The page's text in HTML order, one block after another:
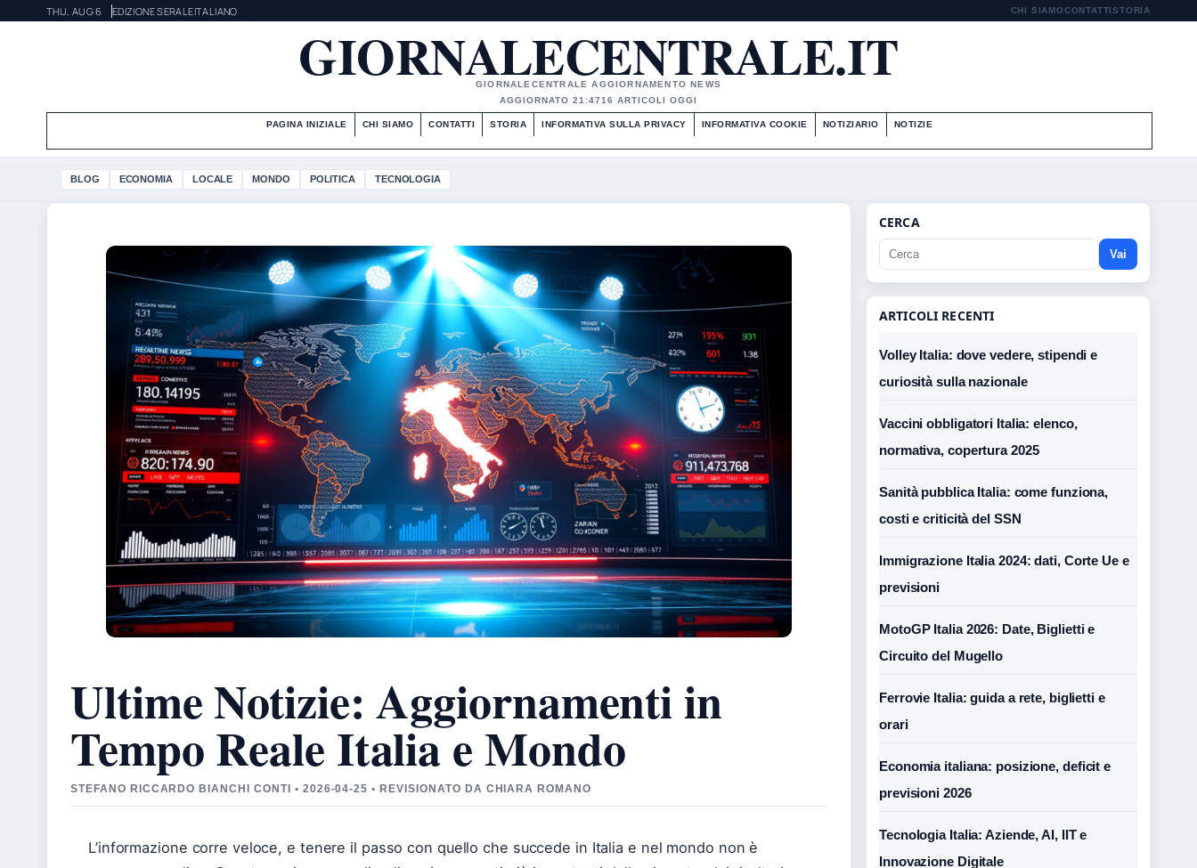
THU, AUG 6 EDIZIONE SERALEITALIANO CHI SIAMOCONTATTISTORIA
GIORNALECENTRALE.IT
GIORNALECENTRALE AGGIORNAMENTO NEWS
AGGIORNATO 21:4716 ARTICOLI OGGI
PAGINA INIZIALE CHI SIAMO CONTATTI STORIA INFORMATIVA SULLA PRIVACY INFORMATIVA COOKIE NOTIZIARIO NOTIZIE
BLOG ECONOMIA LOCALE MONDO POLITICA TECNOLOGIA
Ultime Notizie: Aggiornamenti in
Tempo Reale Italia e Mondo
STEFANO RICCARDO BIANCHI CONTI • 2026-04-25 • REVISIONATO DA CHIARA ROMANO
L’informazione corre veloce, e tenere il passo con quello che succede in Italia e nel mondo non è
CERCA
Vai
ARTICOLI RECENTI
Volley Italia: dove vedere, stipendi e
curiosità sulla nazionale
Vaccini obbligatori Italia: elenco,
normativa, copertura 2025
Sanità pubblica Italia: come funziona,
costi e criticità del SSN
Immigrazione Italia 2024: dati, Corte Ue e
previsioni
MotoGP Italia 2026: Date, Biglietti e
Circuito del Mugello
Ferrovie Italia: guida a rete, biglietti e
orari
Economia italiana: posizione, deficit e
previsioni 2026
Tecnologia Italia: Aziende, AI, IIT e
Innovazione Digitale